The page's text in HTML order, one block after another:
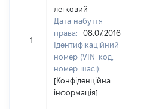
1
легковий
Дата набуття
права:
08.07.2016
Ідентифікаційний
номер (VIN-код,
номер шасі):
[Конфіденційна
інформація]